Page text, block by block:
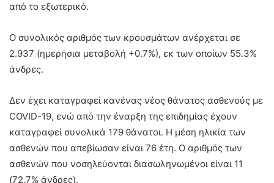
από το εξωτερικό.
Ο συνολικός αριθμός των κρουσμάτων ανέρχεται σε
2.937 (ημερήσια μεταβολή +0.7%), εκ των οποίων 55.3%
άνδρες.
Δεν έχει καταγραφεί κανένας νέος θάνατος ασθενούς με
COVID-19, ενώ από την έναρξη της επιδημίας έχουν
καταγραφεί συνολικά 179 θάνατοι. Η μέση ηλικία των
ασθενών που απεβίωσαν είναι 76 έτη. Ο αριθμός των
ασθενών που νοσηλεύονται διασωληνωμένοι είναι 11
(72.7% άνδρες).